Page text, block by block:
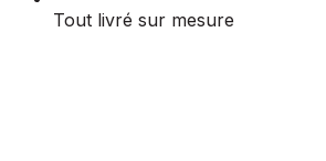
Tout livré sur mesure